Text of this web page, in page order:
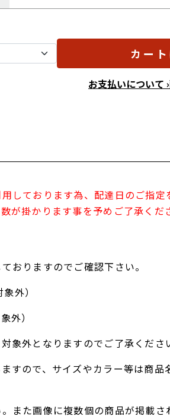
カー
お支払いについて ›
しております為、配達日のご指定
が掛かります事を予めご了承くだ
おりますのでご確認下さい。
外）
外）
外となりますのでご了承くださ
すので、サイズやカラー等は商品
また画像に複数個の商品が掲載さ